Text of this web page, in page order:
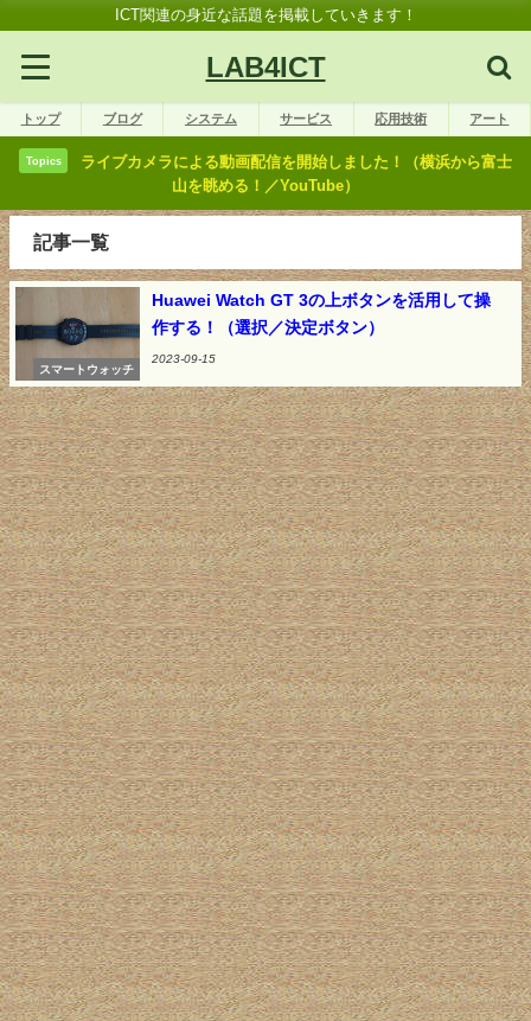
ICT関連の身近な話題を掲載していきます！
LAB4ICT
トップ ブログ システム サービス 応用技術 アート
Topics
ライブカメラによる動画配信を開始しました！（横浜から富士
山を眺める！／YouTube）
記事一覧
スマートウォッチ
Huawei Watch GT 3の上ボタンを活用して操
作する！（選択／決定ボタン）
2023-09-15